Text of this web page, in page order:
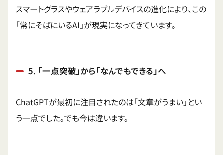
スマートグラスやウェアラブルデバイスの進化により、この
「常にそばにいるAI」が現実になってきています。
5. 「一点突破」から「なんでもできる」へ
ChatGPTが最初に注目されたのは「文章がうまい」とい
う一点でした。でも今は違います。